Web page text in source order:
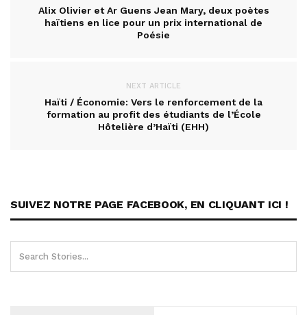
Alix Olivier et Ar Guens Jean Mary, deux poètes
haïtiens en lice pour un prix international de
Poésie
NEXT ARTICLE
Haïti / Économie: Vers le renforcement de la
formation au profit des étudiants de l’École
Hôtelière d’Haïti (EHH)
SUIVEZ NOTRE PAGE FACEBOOK, EN CLIQUANT ICI !